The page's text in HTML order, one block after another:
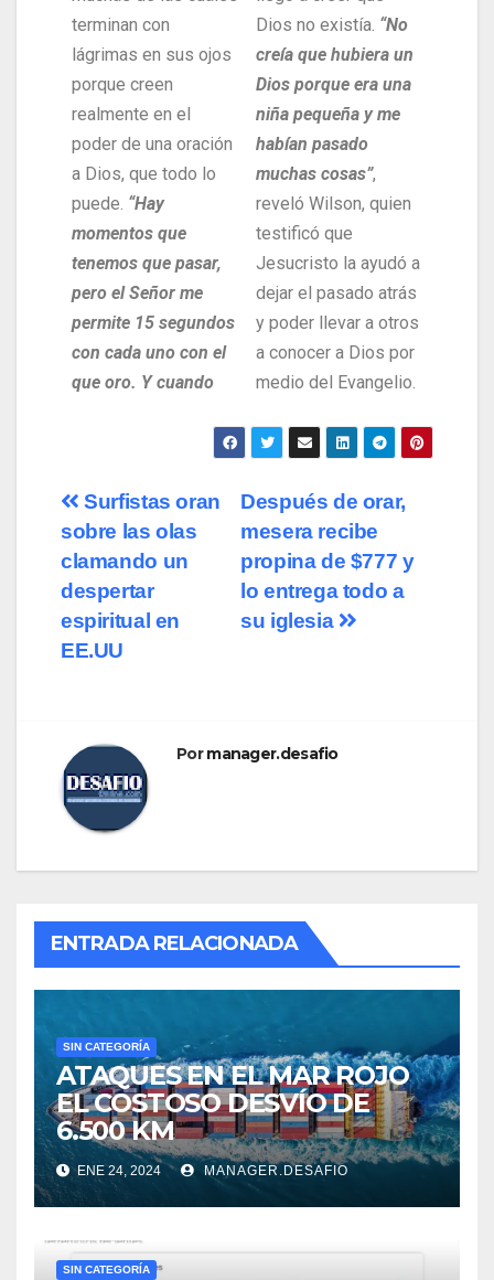
terminan con
lágrimas en sus ojos
porque creen
realmente en el
poder de una oración
a Dios, que todo lo
puede. “Hay
momentos que
tenemos que pasar,
pero el Señor me
permite 15 segundos
con cada uno con el
que oro. Y cuando
Dios no existía. “No
creía que hubiera un
Dios porque era una
niña pequeña y me
habían pasado
muchas cosas”,
reveló Wilson, quien
testificó que
Jesucristo la ayudó a
dejar el pasado atrás
y poder llevar a otros
a conocer a Dios por
medio del Evangelio.
Después de orar,
mesera recibe
propina de $777 y
lo entrega todo a
su iglesia
Surfistas oran
sobre las olas
clamando un
despertar
espiritual en
EE.UU
Pormanager.desafio
ENTRADA RELACIONADA
SIN CATEGORÍA
ATAQUES EN EL MAR ROJO
EL COSTOSO DESVÍO DE
6.500 KM
ENE 24, 2024 MANAGER.DESAFIO
SIN CATEGORÍA